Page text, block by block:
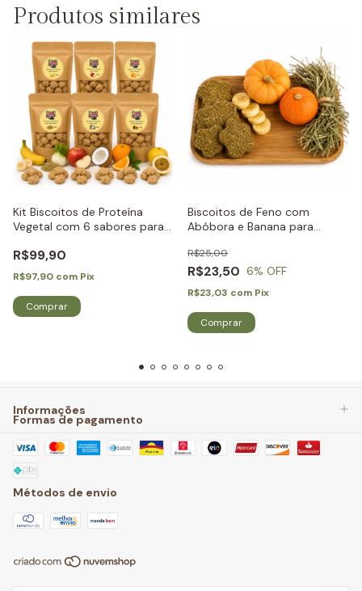
Produtos similares
Kit Biscoitos de Proteína
Vegetal com 6 sabores para
Dreams
R$99,90
R$97,90 com Pix
Biscoitos de Feno com
Abóbora e Banana para
Dreams
R$23,50
R$25,00
6% OFF
R$23,03 com Pix
Informações
Formas de pagamento
Métodos de envio